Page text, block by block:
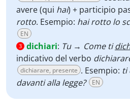
avere (qui hai) + participio
rotto. Esempio: hai rotto lo
EN
3 dichiari: Tu → Come ti
indicativo del verbo
dichiarare, presente . Esempio: ti
davanti alla legge?
EN